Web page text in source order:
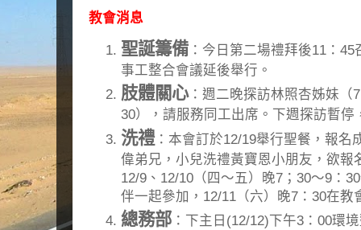
教會消息
聖誕籌備 ：今日第二場禮拜後11：
事工整合會議延後舉行。
肢體關心：週二晚探訪林照杏姊妹（
30），請服務同工出席。下週探訪暫停
洗禮 ：本會訂於12/19舉行聖餐，報
偉弟兄，小兒洗禮黃寶恩小朋友，欲報
12/9、12/10（四～五）晚7；30～9：
伴一起參加，12/11（六）晚7：30在教
總務部 ：下主日(12/12)下午3：00環